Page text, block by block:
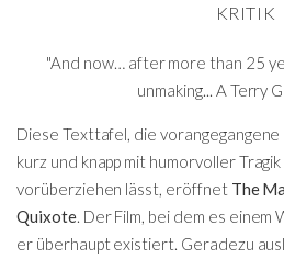
KRITIK
"And now… after more than 25
unmaking... A Terry
Diese Texttafel, die vorangegangene
kurz und knapp mit humorvoller
vorüberziehen lässt, eröffnet The
Quixote. Der Film, bei dem es einem
er überhaupt existiert. Geradezu